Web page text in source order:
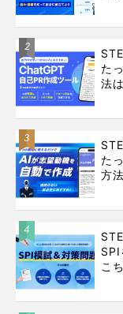
2
た
法
3
た
方
4
SPI
こ